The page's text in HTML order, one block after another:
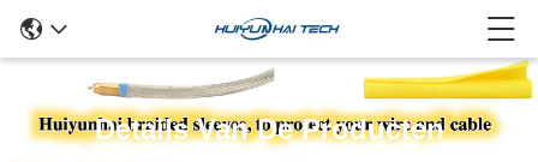
Details Van De Producten